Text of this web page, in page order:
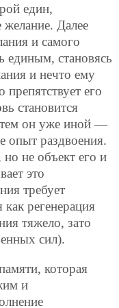
един,
желание. Далее
и самого
единым, становясь
и нечто ему
его
становится
тем он уже иной —
опыт раздвоения.
не объект его и
это
требует
регенерация
тяжело, зато
сил).
которая
и